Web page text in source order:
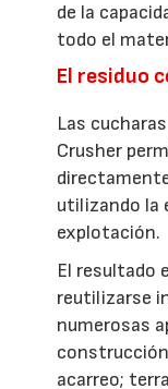
de la
todo el
El residuo
Las
Crusher
utilizando la
explotación.
El resultado
reutilizarse
numerosas
acarreo;